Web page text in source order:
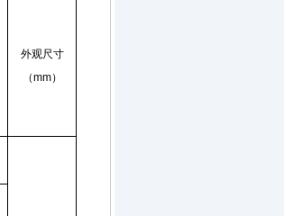
外观尺寸
（mm）